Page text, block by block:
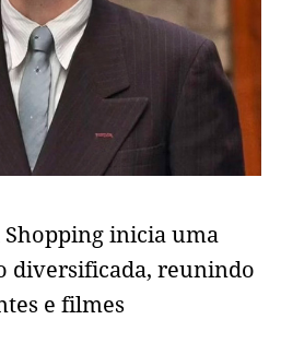
Shopping inicia uma
diversificada, reunindo
e filmes